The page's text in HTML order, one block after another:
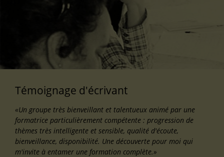
Témoignage d'écrivant
«Un groupe très bienveillant et talentueux animé par une
formatrice particulièrement compétente : progression de
thèmes très intelligente et sensible, qualité d'écoute,
bienveillance, disponibilité. Une découverte pour moi qui
m'invite à entamer une formation complète.»